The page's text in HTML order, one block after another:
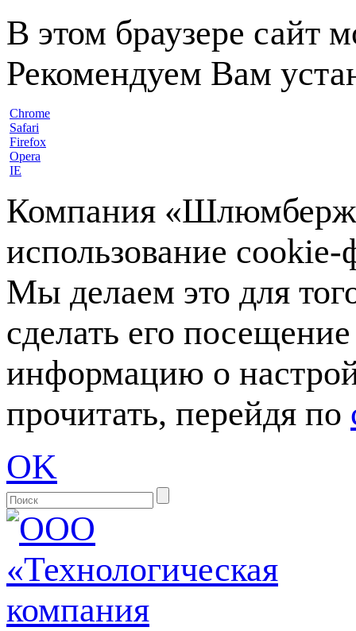
В этом браузере сайт
Рекомендуем Вам
Chrome
Safari
Firefox
Opera
IE
Компания
использование
Мы делаем это для
сделать его
информацию о
прочитать, перейдя по
OK